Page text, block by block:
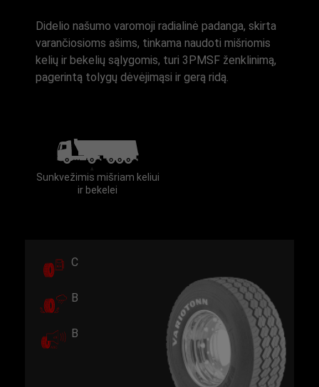
Didelio našumo varomoji radialinė padanga, skirta
varančiosioms ašims, tinkama naudoti mišriomis
kelių ir bekelių sąlygomis, turi 3PMSF ženklinimą,
pagerintą tolygų dėvėjimąsi ir gerą ridą.
Sunkvežimis mišriam keliui
ir bekelei
C
B
B